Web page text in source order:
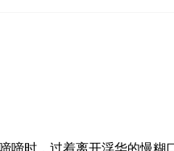
啼时，过着离开浮华的慢